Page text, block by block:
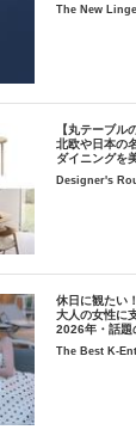
The New
【丸テーブル
北欧や日本の
ダイニングを
Designer's
休日に観たい！
大人の女性に
2026年・話題
The Best K-